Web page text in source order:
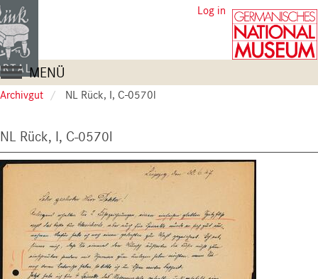
Skip
to
main
content
User
account
menu
Log in
Main
navigation
MENÜ
Archivgut NL Rück, I, C-0570l
NL Rück, I, C-0570l